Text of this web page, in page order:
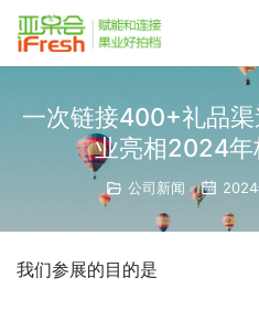
一次链接400+礼品
业亮相2024年
公司新闻
我们参展的目的是